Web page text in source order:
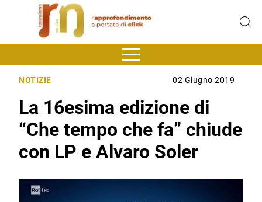
NOTIZIE 02 Giugno 2019
La 16esima edizione di
“Che tempo che fa” chiude
con LP e Alvaro Soler